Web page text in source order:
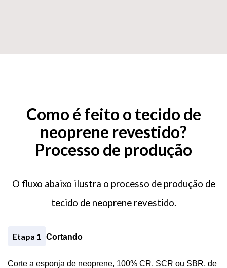
Seu nome (obrigatório)
Seu email (obrigatório)
Como é feito o tecido de
neoprene revestido?
Processo de produção
O fluxo abaixo ilustra o processo de produção de
tecido de neoprene revestido.
Etapa 1 Cortando
Corte a esponja de neoprene, 100% CR, SCR ou SBR, de